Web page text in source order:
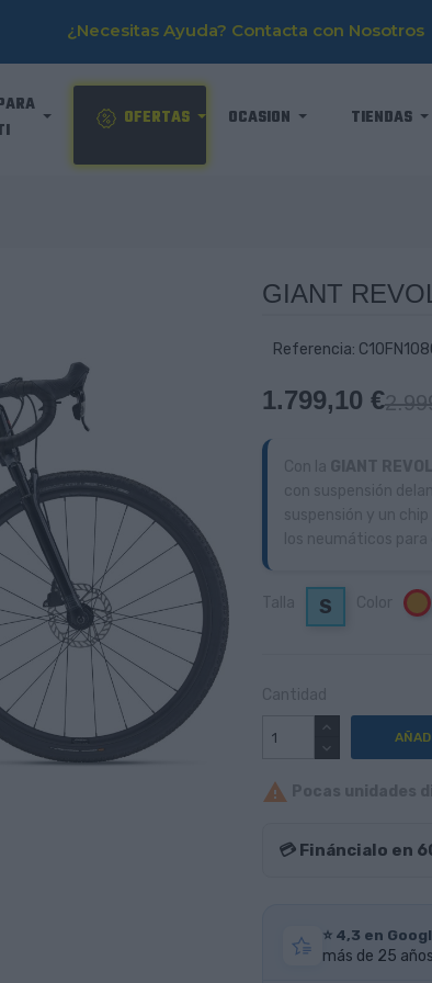
¿Necesitas Ayuda? Contacta con Nosotros
OFERTAS OCASION TIENDAS
GIANT
Referencia:
1.799,10 €
S

💳 Fináncialo en
⭐ 4,3 en
más de 25